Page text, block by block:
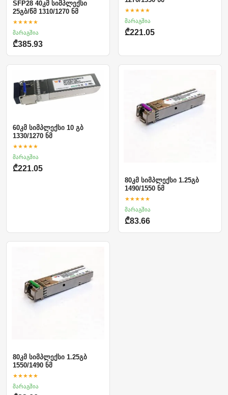
SFP28 40კმ სიმპლექსი
25გბ/წმ 1310/1270 ნმ
★★★★★
მარაგშია
₾385.93
★★★★★
მარაგშია
₾221.05
60კმ სიმპლექსი 10 გბ
1330/1270 ნმ
★★★★★
მარაგშია
₾221.05
80კმ სიმპლექსი 1.25გბ
1490/1550 ნმ
★★★★★
მარაგშია
₾83.66
80კმ სიმპლექსი 1.25გბ
1550/1490 ნმ
★★★★★
მარაგშია